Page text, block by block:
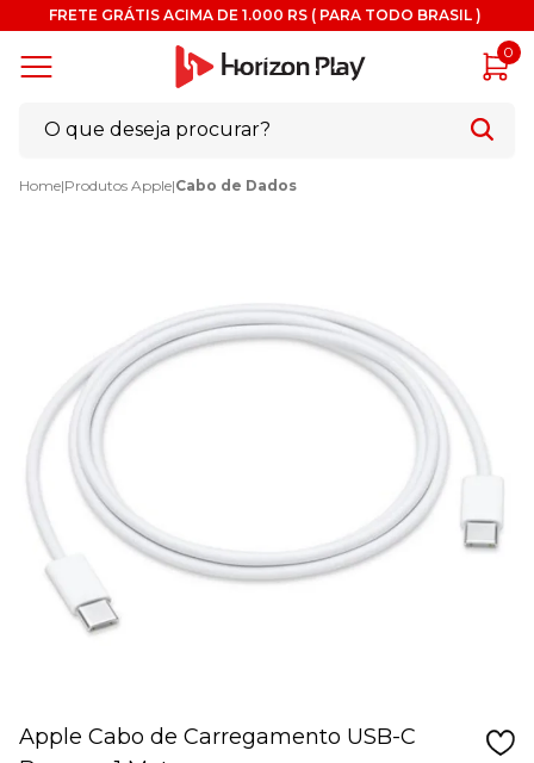
FRETE GRÁTIS ACIMA DE 1.000 RS ( PARA TODO BRASIL )
0
Home|Produtos Apple|Cabo de Dados
Apple Cabo de Carregamento USB-C